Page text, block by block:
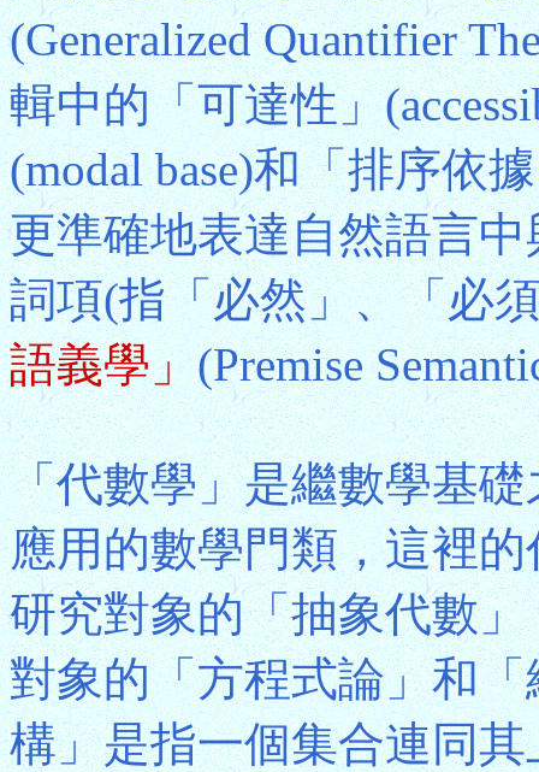
(Generalized Quantifier
輯中的「可達性」
(modal base)和「排序依
更準確地表達自然語言
詞項(指「必然」、「必
語義學」(Premise
「代數學」是繼數學基
應用的數學門類，這裡
研究對象的「抽象代數
對象的「方程式論」和
構」是指一個集合連同